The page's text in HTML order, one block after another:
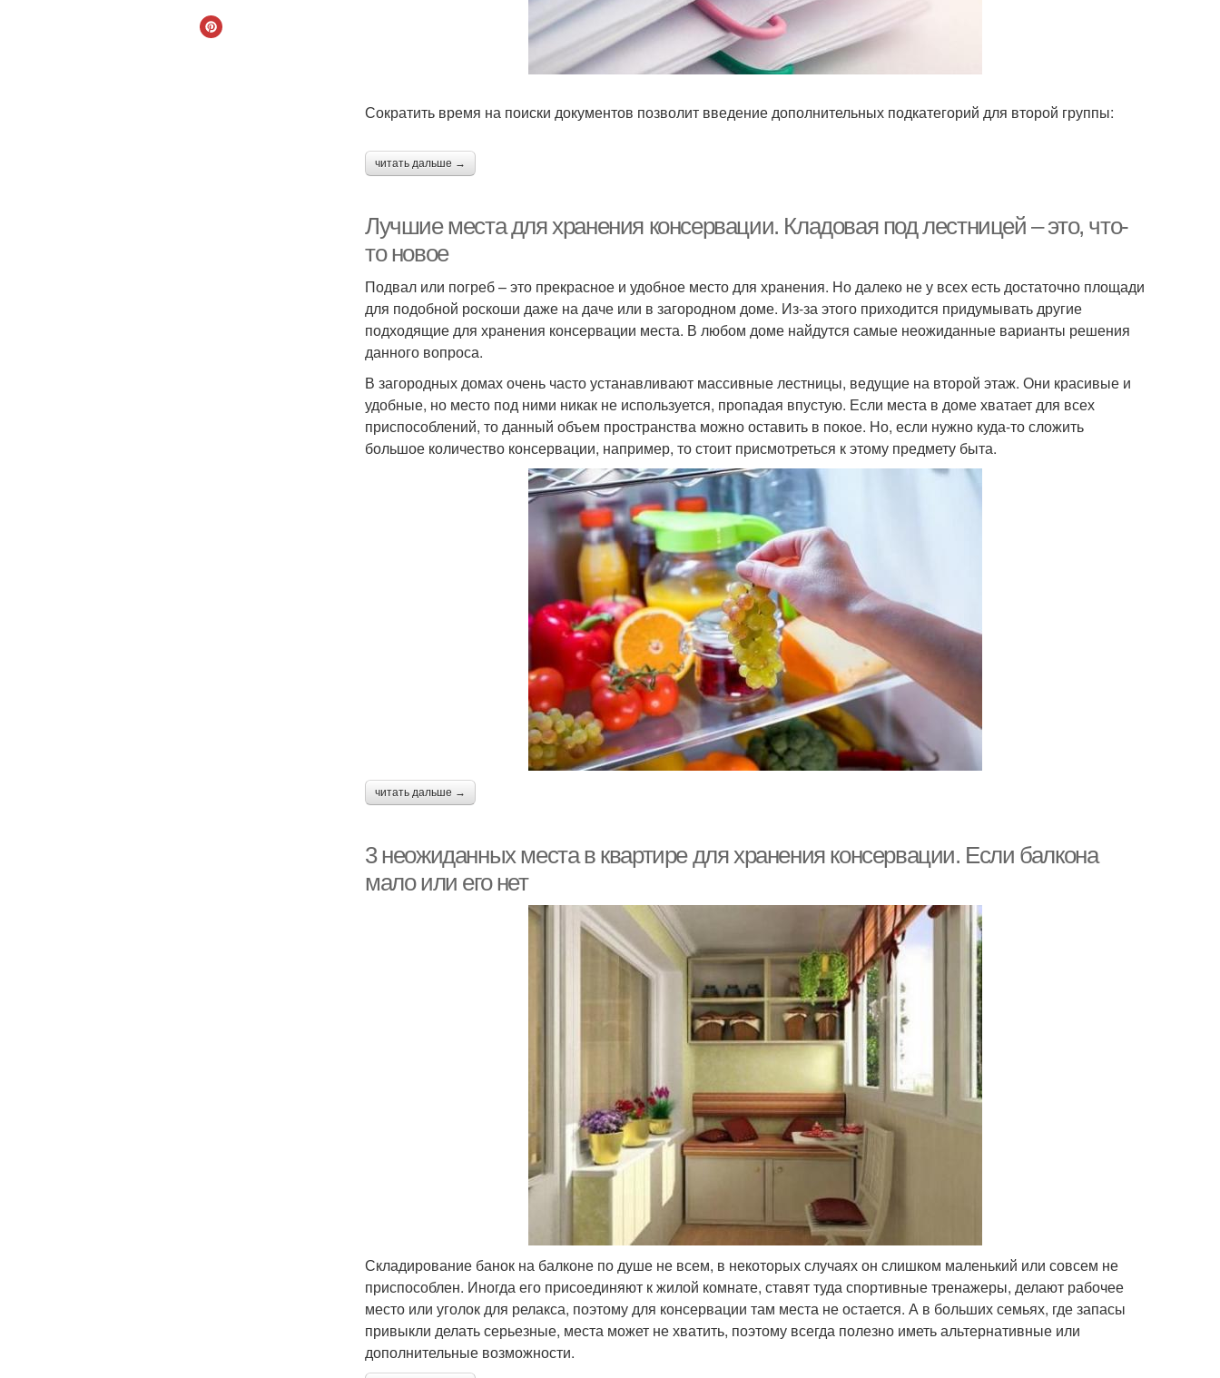
Сократить время на поиски документов позволит введение дополнительных подкатегорий для второй группы:
читать дальше →
Лучшие места для хранения консервации. Кладовая под лестницей – это, что-
то новое
Подвал или погреб – это прекрасное и удобное место для хранения. Но далеко не у всех есть достаточно площади
для подобной роскоши даже на даче или в загородном доме. Из-за этого приходится придумывать другие
подходящие для хранения консервации места. В любом доме найдутся самые неожиданные варианты решения
данного вопроса.
В загородных домах очень часто устанавливают массивные лестницы, ведущие на второй этаж. Они красивые и
удобные, но место под ними никак не используется, пропадая впустую. Если места в доме хватает для всех
приспособлений, то данный объем пространства можно оставить в покое. Но, если нужно куда-то сложить
большое количество консервации, например, то стоит присмотреться к этому предмету быта.
читать дальше →
3 неожиданных места в квартире для хранения консервации. Если балкона
мало или его нет
Складирование банок на балконе по душе не всем, в некоторых случаях он слишком маленький или совсем не
приспособлен. Иногда его присоединяют к жилой комнате, ставят туда спортивные тренажеры, делают рабочее
место или уголок для релакса, поэтому для консервации там места не остается. А в больших семьях, где запасы
привыкли делать серьезные, места может не хватить, поэтому всегда полезно иметь альтернативные или
дополнительные возможности.